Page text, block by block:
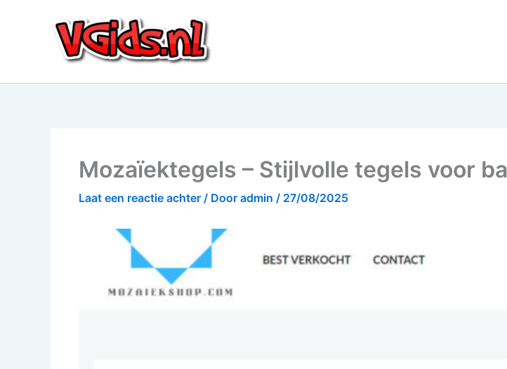
Mozaïektegels – Stijlvolle tegels voor
Laat een reactie achter / Door admin / 27/08/2025